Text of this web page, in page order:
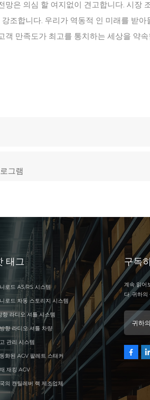
망은 의심 할 여지없이 견고합니다. 시장
조합니다. 우리가 역동적 인 미래를 받
객 만족도가 최고를 통치하는 세상을 약
그램
태그
로드 AS/RS 시스템
로드 자동 스토리지 시스템
향 라디오 셔틀 시스템
향 라디오 셔틀 차량
관리 시스템
화된 AGV 팔레트 스태커
재킹 AGV
의 캔틸레버 랙 제조업체
구독
계속 읽어
다. 귀하의